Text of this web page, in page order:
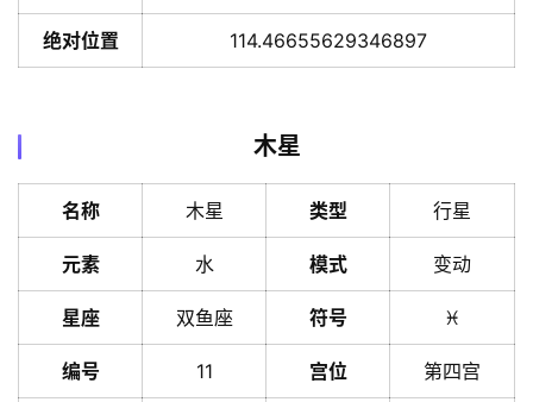
绝对位置 114.46655629346897
木星
名称 木星 类型 行星
元素 水 模式 变动
星座 双鱼座 符号 ♓️
编号 11 宫位 第四宫